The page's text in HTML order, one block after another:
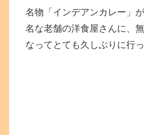
名物「インデアンカレー」
名な老舗の洋食屋さんに、
なってとても久しぶりに行